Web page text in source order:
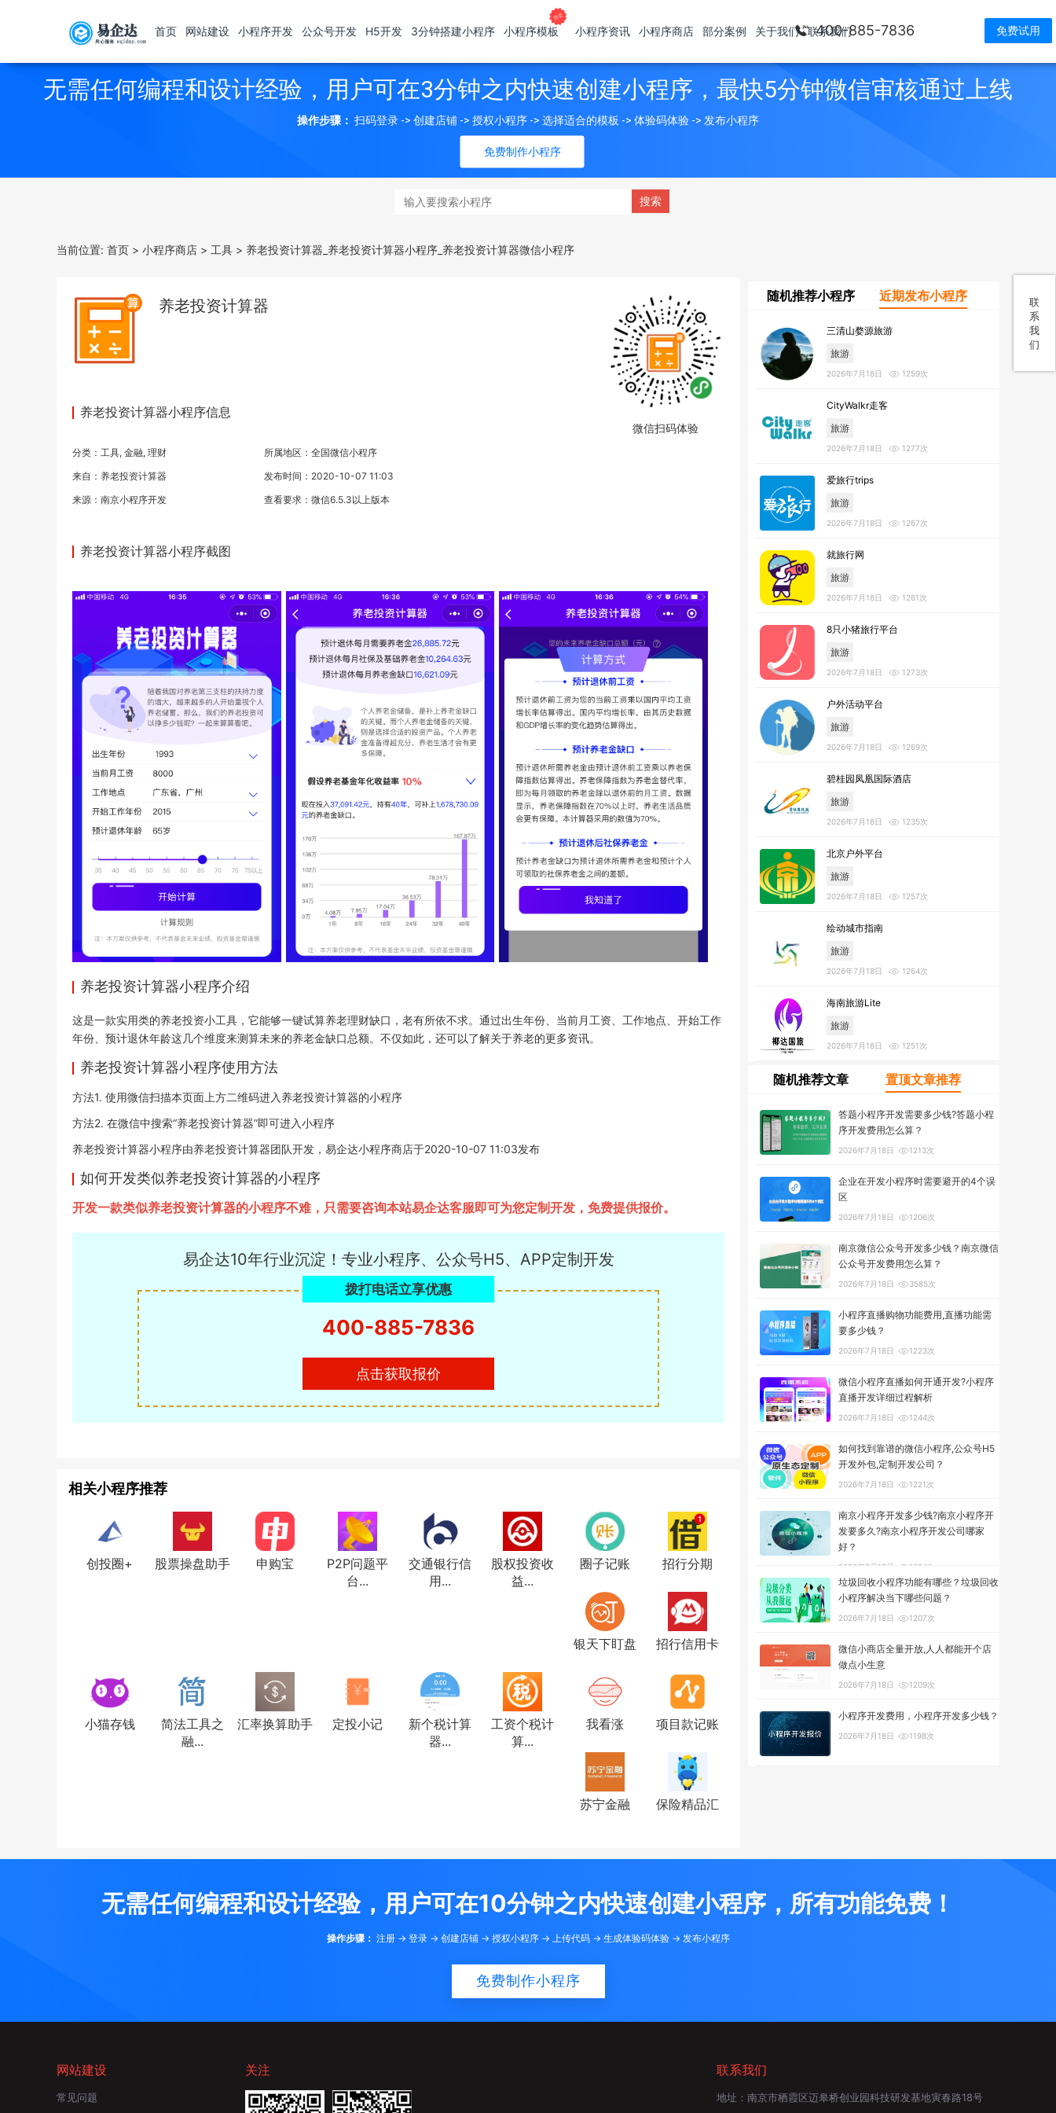
400-885-7836 免费试用
首页 网站建设 小程序开发 公众号开发 H5开发 3分钟搭建小程序 小程序模板 小程序资讯 小程序商店 部分案例 关于我们 联系我们
联
系
我
们
无需任何编程和设计经验，用户可在3分钟之内快速创建小程序，最快5分钟微信审核通过上线
免费制作小程序
操作步骤： 扫码登录 -> 创建店铺 -> 授权小程序 -> 选择适合的模板 -> 体验码体验 -> 发布小程序
当前位置: 首页 > 小程序商店 > 工具 > 养老投资计算器_养老投资计算器小程序_养老投资计算器微信小程序
养老投资计算器
养老投资计算器小程序信息
分类： 工具, 金融, 理财
所属地区：全国微信小程序
来自：养老投资计算器
发布时间：2020-10-07 11:03
来源： 南京小程序开发 查看要求：微信6.5.3以上版本
微信扫码体验
养老投资计算器小程序截图
养老投资计算器小程序介绍
这是一款实用类的养老投资小工具，它能够一键试算养老理财缺口，老有所依不求。通过出生年份、当前月工资、工作地点、开始工作
年份、预计退休年龄这几个维度来测算未来的养老金缺口总额。不仅如此，还可以了解关于养老的更多资讯。
养老投资计算器小程序使用方法
方法1. 使用微信扫描本页面上方二维码进入养老投资计算器的小程序
方法2. 在微信中搜索“养老投资计算器”即可进入小程序
养老投资计算器小程序由养老投资计算器团队开发，易企达小程序商店于2020-10-07 11:03发布
如何开发类似养老投资计算器的小程序
开发一款类似养老投资计算器的小程序不难，只需要咨询本站易企达客服即可为您定制开发，免费提供报价。
易企达10年行业沉淀！专业小程序、公众号H5、APP定制开发
拨打电话立享优惠
400-885-7836
点击获取报价
相关小程序推荐
创投圈+ 股票操盘助手 申购宝
P2P问题平
台...
交通银行信
用...
股权投资收
益...
圈子记账 招行分期
银天下盯盘 招行信用卡
小猫存钱
简法工具之
融...
汇率换算助手 定投小记
新个税计算
器...
工资个税计
算...
我看涨 项目款记账
苏宁金融 保险精品汇
随机推荐小程序 近期发布小程序
三清山婺源旅游
旅游
2026年7月18日 1259次
CityWalkr走客
旅游
2026年7月18日 1277次
爱旅行trips
旅游
2026年7月18日 1267次
就旅行网
旅游
2026年7月18日 1261次
8只小猪旅行平台
旅游
2026年7月18日 1273次
户外活动平台
旅游
2026年7月18日 1269次
碧桂园凤凰国际酒店
旅游
2026年7月18日 1235次
北京户外平台
旅游
2026年7月18日 1257次
绘动城市指南
旅游
2026年7月18日 1264次
海南旅游Lite
旅游
2026年7月18日 1251次
随机推荐文章 置顶文章推荐
答题小程序开发需要多少钱?答题小程
序开发费用怎么算？
2026年7月18日 1213次
企业在开发小程序时需要避开的4个误
区
2026年7月18日 1206次
南京微信公众号开发多少钱？南京微信
公众号开发费用怎么算？
2026年7月18日 3585次
小程序直播购物功能费用,直播功能需
要多少钱？
2026年7月18日 1223次
微信小程序直播如何开通开发?小程序
直播开发详细过程解析
2026年7月18日 1244次
如何找到靠谱的微信小程序,公众号H5
开发外包,定制开发公司？
2026年7月18日 1221次
南京小程序开发多少钱?南京小程序开
发要多久?南京小程序开发公司哪家
好？
2026年7月18日 1294次
垃圾回收小程序功能有哪些？垃圾回收
小程序解决当下哪些问题？
2026年7月18日 1207次
微信小商店全量开放,人人都能开个店
做点小生意
2026年7月18日 1209次
小程序开发费用，小程序开发多少钱？
2026年7月18日 1198次
无需任何编程和设计经验，用户可在10分钟之内快速创建小程序，所有功能免费！
操作步骤： 注册 -> 登录 -> 创建店铺 -> 授权小程序 -> 上传代码 -> 生成体验码体验 -> 发布小程序
免费制作小程序
网站建设
常见问题
关注 联系我们
地址： 南京市栖霞区迈皋桥创业园科技研发基地寅春路18号